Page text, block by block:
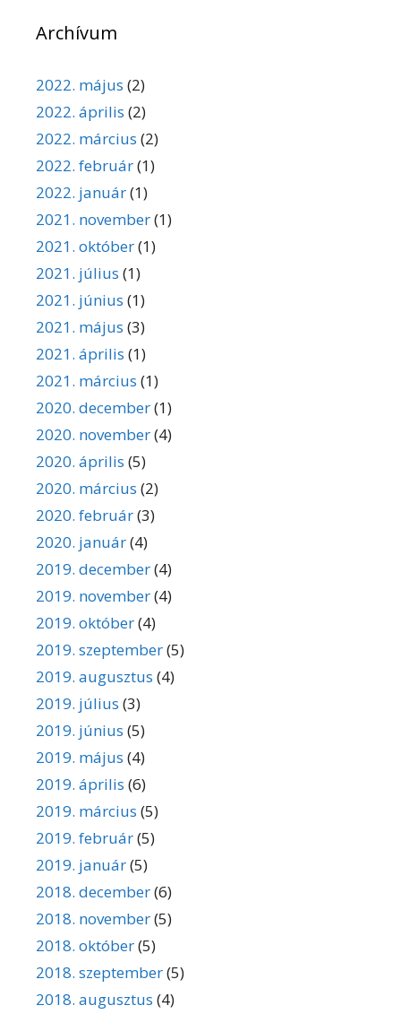
Archívum
2022. május (2)
2022. április (2)
2022. március (2)
2022. február(1)
2022. január(1)
2021. november(1)
2021. október(1)
2021. július (1)
2021. június (1)
2021. május (3)
2021. április (1)
2021. március (1)
2020. december(1)
2020. november(4)
2020. április (5)
2020. március (2)
2020. február(3)
2020. január(4)
2019. december(4)
2019. november(4)
2019. október(4)
2019. szeptember(5)
2019. augusztus (4)
2019. július (3)
2019. június (5)
2019. május (4)
2019. április (6)
2019. március (5)
2019. február(5)
2019. január(5)
2018. december(6)
2018. november(5)
2018. október(5)
2018. szeptember(5)
2018. augusztus (4)